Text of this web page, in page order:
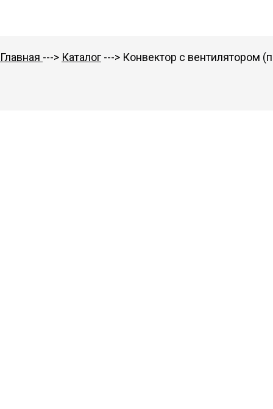
Главная ---> Каталог ---> Конвектор с вентилятором